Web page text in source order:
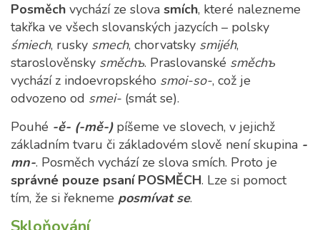
Posměch vychází ze slova smích, které nalezneme
takřka ve všech slovanských jazycích – polsky
śmiech, rusky smech, chorvatsky smijéh,
staroslověnsky směchъ. Praslovanské směchъ
vychází z indoevropského smoi-so-, což je
odvozeno od smei- (smát se).
Pouhé -ě- (-mě-)píšeme ve slovech, v jejichž
základním tvaru či základovém slově není skupina -
mn-. Posměch vychází ze slova smích. Proto je
správné pouze psaní POSMĚCH. Lze si pomoct
tím, že si řekneme posmívat se.